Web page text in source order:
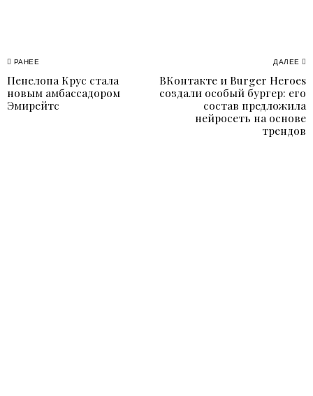
Навигация
по
записям
РАНЕЕ
Previous
post:
Пенелопа Крус стала
новым амбассадором
Эмирейтс
ДАЛЕЕ
ВКонтакте и Burger Heroes
создали особый бургер: его
состав предложила
нейросеть на основе
трендов